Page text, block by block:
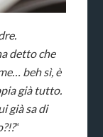
detto che
beh sì, è
già tutto.
già sa di
“